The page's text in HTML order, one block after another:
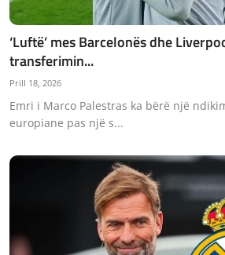
‘Luftë’ mes Barcelonës dhe
transferimin...
Prill 18, 2026
Emri i Marco Palestras ka bërë një
europiane pas një s...